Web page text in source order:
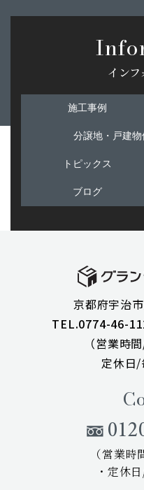
インフ
施工事例
分譲地・戸建
トピックス
ブログ
京都府宇治
TEL.0774-46-
（営業時
定休日/
（営業
・定休